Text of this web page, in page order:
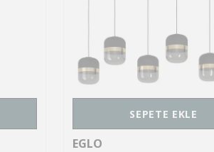
SEPETE EKLE
EGLO